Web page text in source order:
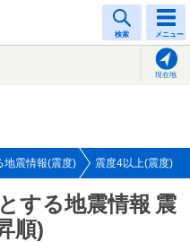
検索 メニュー
現在地
地震情報(震度) 震度4以上(震度)
する地震情報 震
順)